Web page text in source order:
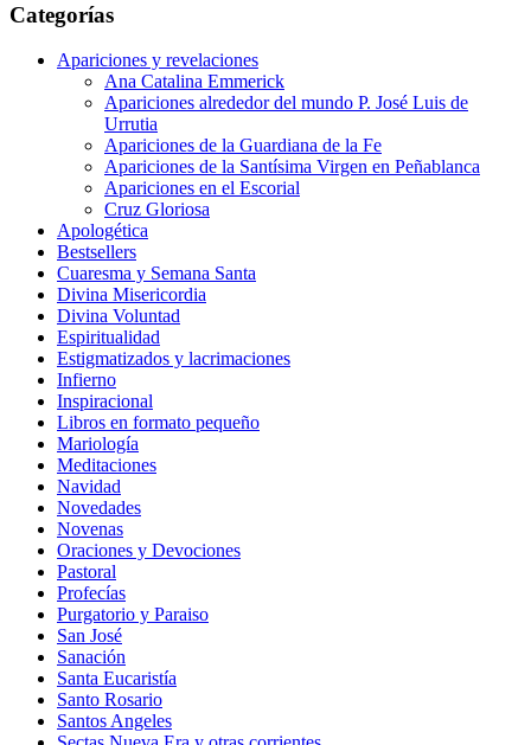
Categorías
Apariciones y revelaciones
Ana Catalina Emmerick
Apariciones alrededor del mundo P. José Luis de
Urrutia
Apariciones de la Guardiana de la Fe
Apariciones de la Santísima Virgen en Peñablanca
Apariciones en el Escorial
Cruz Gloriosa
Apologética
Bestsellers
Cuaresma y Semana Santa
Divina Misericordia
Divina Voluntad
Espiritualidad
Estigmatizados y lacrimaciones
Infierno
Inspiracional
Libros en formato pequeño
Mariología
Meditaciones
Navidad
Novedades
Novenas
Oraciones y Devociones
Pastoral
Profecías
Purgatorio y Paraiso
San José
Sanación
Santa Eucaristía
Santo Rosario
Santos Angeles